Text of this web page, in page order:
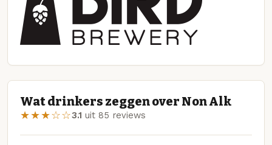
Wat drinkers zeggen over Non Alk
★★★☆☆3.1 uit 85 reviews